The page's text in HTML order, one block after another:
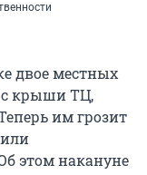
двое местных
с крыши ТЦ,
им грозит
этом накануне